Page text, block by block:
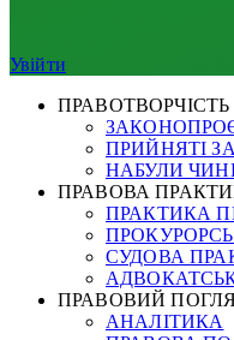
Увійти
ПРАВОТВОРЧІСТЬ
ПРИЙНЯТІ
НАБУЛИ
ПРАВОВА
ПРАКТИКА
СУДОВА
ПРАВОВИЙ
АНАЛІТИКА